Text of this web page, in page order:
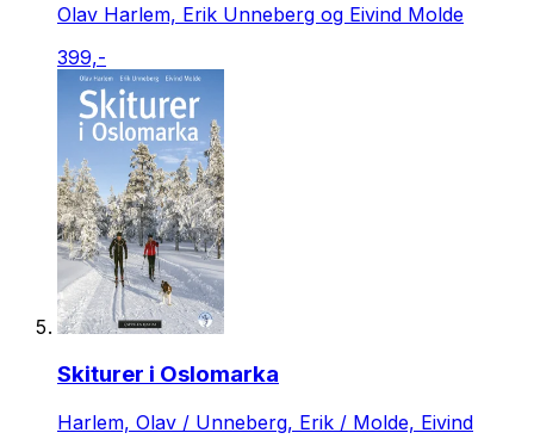
Olav Harlem, Erik Unneberg og Eivind Molde
399,-
Skiturer i Oslomarka
Harlem, Olav / Unneberg, Erik / Molde, Eivind